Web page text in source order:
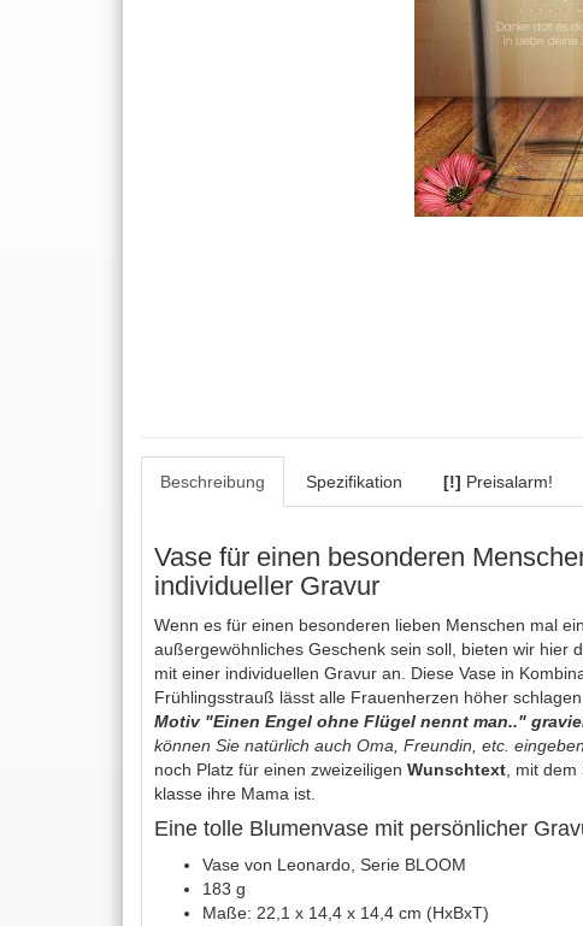
Beschreibung Spezifikation [!] Preisalarm!
Vase für einen besonderen
individueller Gravur
Wenn es für einen besonderen lieben Menschen mal
außergewöhnliches Geschenk sein soll, bieten wir hier
mit einer individuellen Gravur an. Diese Vase in
Frühlingsstrauß lässt alle Frauenherzen höher schlagen.
Motiv "Einen Engel ohne Flügel nennt man.."
können Sie natürlich auch Oma, Freundin, etc. eingeben
noch Platz für einen zweizeiligen Wunschtext , mit
klasse ihre Mama ist.
Eine tolle Blumenvase mit persönlicher
Vase von Leonardo, Serie BLOOM
183 g
Maße: 22,1 x 14,4 x 14,4 cm (HxBxT)